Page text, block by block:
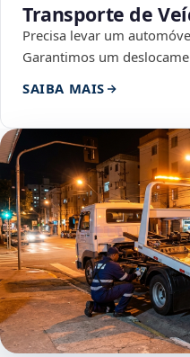
Transporte de
Precisa levar um
Garantimos um
SAIBA MAIS